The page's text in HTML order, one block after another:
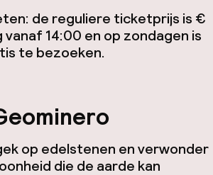
de reguliere ticketprijs is €
14:00 en op zondagen is
te bezoeken.
op edelstenen en verwonder
die de aarde kan